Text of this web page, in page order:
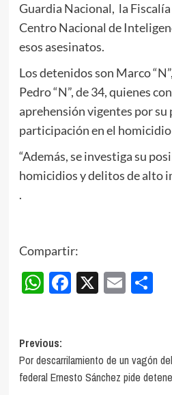
Guardia Nacional, la
Centro Nacional de
esos asesinatos.
Los detenidos son Marco
Pedro “N”, de 34, quienes
aprehensión vigentes por su
participación en el
“Además, se investiga su
homicidios y delitos de alto
.
Compartir:
WhatsApp
Facebook
X Email
Post
navigation
Previous:
Por descarrilamiento de un vagón
federal Ernesto Sánchez pide